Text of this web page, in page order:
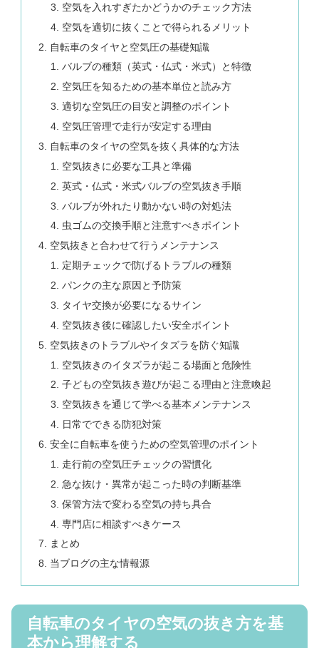
空気を入れすぎたかどうかのチェック方法
空気を適切に抜くことで得られるメリット
自転車のタイヤと空気圧の基礎知識
バルブの種類（英式・仏式・米式）と特徴
空気圧を知るための基本単位と読み方
適切な空気圧の目安と調整のポイント
空気圧管理で走行が安定する理由
自転車のタイヤの空気を抜く具体的な方法
空気抜きに必要な工具と準備
英式・仏式・米式バルブの空気抜き手順
バルブが外れたり動かない時の対処法
虫ゴムの交換手順と注意すべきポイント
空気抜きと合わせて行うメンテナンス
定期チェックで防げるトラブルの種類
パンクの主な原因と予防策
タイヤ交換が必要になるサイン
空気抜き後に確認したい安全ポイント
空気抜きのトラブルやイタズラを防ぐ知識
空気抜きのイタズラが起こる場面と危険性
子どもの空気抜き遊びが起こる理由と注意喚起
空気抜きを通じて学べる基本メンテナンス
日常でできる防犯対策
安全に自転車を使うための空気管理のポイント
走行前の空気圧チェックの習慣化
急な抜け・異常が起こった時の判断基準
保管方法で変わる空気の持ち具合
専門店に相談すべきケース
まとめ
当ブログの主な情報源
自転車のタイヤの空気の抜き方を基
本から理解する